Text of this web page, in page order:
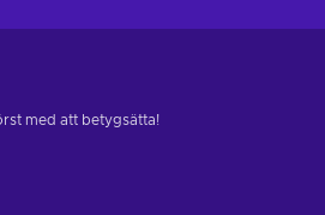
med att betygsätta!